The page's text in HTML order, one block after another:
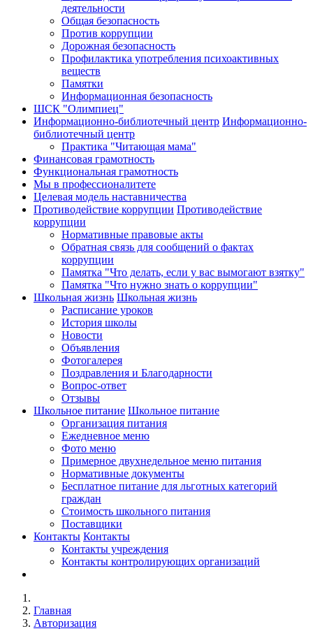
деятельности
Общая безопасность
Против коррупции
Дорожная безопасность
Профилактика употребления психоактивных
веществ
Памятки
Информационная безопасность
ШСК "Олимпиец"
Информационно-библиотечный центр Информационно-
библиотечный центр
Практика "Читающая мама"
Финансовая грамотность
Функциональная грамотность
Мы в профессионалитете
Целевая модель наставничества
Противодействие коррупции Противодействие
коррупции
Нормативные правовые акты
Обратная связь для сообщений о фактах
коррупции
Памятка "Что делать, если у вас вымогают взятку"
Памятка "Что нужно знать о коррупции"
Школьная жизнь Школьная жизнь
Расписание уроков
История школы
Новости
Объявления
Фотогалерея
Поздравления и Благодарности
Вопрос-ответ
Отзывы
Школьное питание Школьное питание
Организация питания
Ежедневное меню
Фото меню
Примерное двухнедельное меню питания
Нормативные документы
Бесплатное питание для льготных категорий
граждан
Стоимость школьного питания
Поставщики
Контакты Контакты
Контакты учреждения
Контакты контролирующих организаций
Главная
Авторизация